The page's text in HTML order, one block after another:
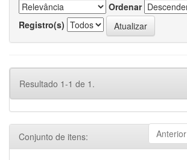
Ordenar
Registro(s)
Resultado 1-1 de 1.
Anterior
Conjunto de itens: